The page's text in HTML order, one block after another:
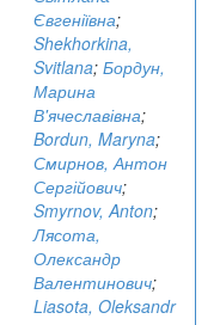
Євгеніївна;
Shekhorkina,
Svitlana; Бордун,
Марина
В'ячеславівна;
Bordun, Maryna;
Смирнов, Антон
Сергійович;
Smyrnov, Anton;
Лясота,
Олександр
Валентинович;
Liasota, Oleksandr